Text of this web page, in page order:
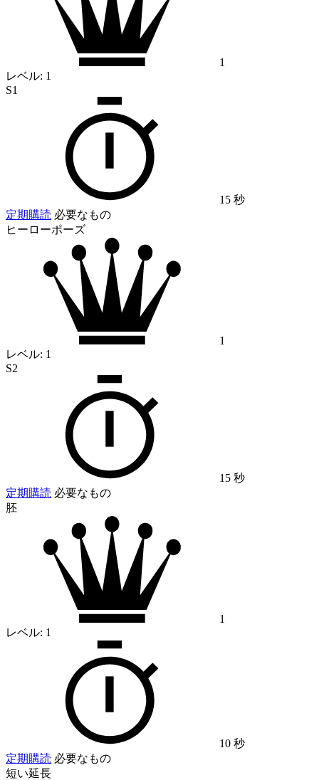
1
レベル: 1
S1
15 秒
定期購読 必要なもの
ヒーローポーズ
1
レベル: 1
S2
15 秒
定期購読 必要なもの
胚
1
レベル: 1
10 秒
定期購読 必要なもの
短い延長